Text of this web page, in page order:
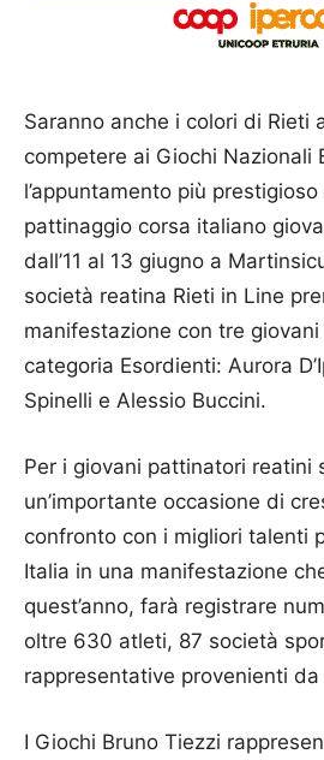
Saranno anche i colori di Rieti
competere ai Giochi Nazionali
l’appuntamento più
pattinaggio corsa italiano
dall’11 al 13 giugno a
società reatina Rieti in Line
manifestazione con tre
categoria Esordienti: Aurora
Spinelli e Alessio Buccini.
Per i giovani pattinatori reatini
un’importante occasione di
confronto con i migliori talenti
Italia in una manifestazione
quest’anno, farà registrare
oltre 630 atleti, 87 società
rappresentative provenienti
I Giochi Bruno Tiezzi